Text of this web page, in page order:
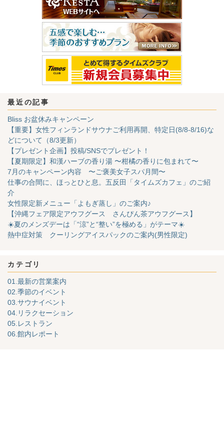
最近の記事
Bliss お盆休みキャンペーン
【重要】女性フィンランドサウナご利用再開、特定日(8/8-8/16)な
どについて（8/3更新）
【プレゼント企画】投稿/SNSでプレゼント！
【夏期限定】和漢ハーブの香り湯 〜柑橘の香りに包まれて〜
7月のキャンペーン内容 〜ご褒美女子スパ月間〜
仕事の合間に、ほっとひと息。五反田「タイムズカフェ」のご紹
介
女性限定新メニュー「よもぎ蒸し」のご案内♪
【沖縄フェア限定アウフグース さんぴん茶アウフグース】
☀️夏のメンズデーは「“涼”と“整い”を極める」がテーマ☀️
熱中症対策 クーリングアイスパックのご案内(男性限定)
カテゴリ
01.最新の営業案内
02.季節のイベント
03.サウナイベント
04.リラクセーション
05.レストラン
06.館内レポート